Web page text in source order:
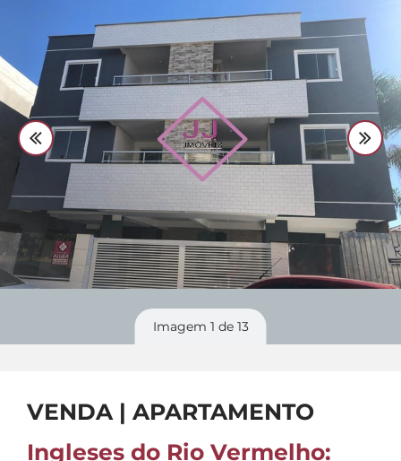
Fale Conosco 48 3364-0079
Plantão 48 99842-0500
Divulgue seu imóvel
Imagem 1 de 13
VENDA | APARTAMENTO
Ingleses do Rio Vermelho: